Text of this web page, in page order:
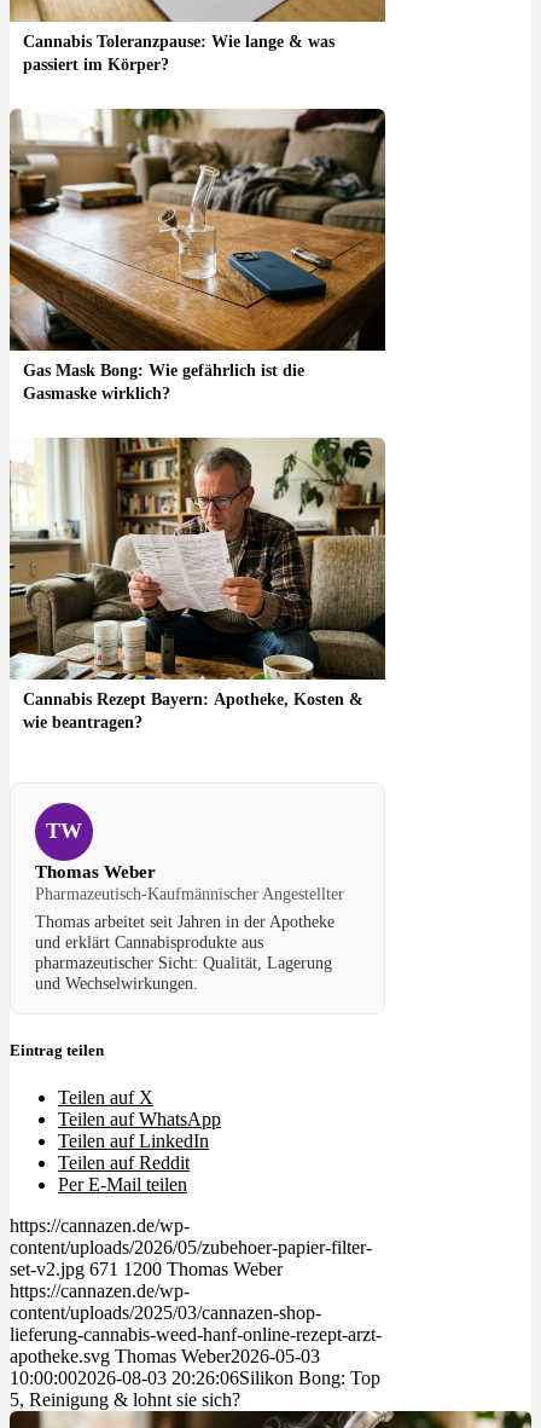
Cannabis Toleranzpause: Wie lange & was
passiert im Körper?
Gas Mask Bong: Wie gefährlich ist die
Gasmaske wirklich?
Cannabis Rezept Bayern: Apotheke, Kosten &
wie beantragen?
TW
Thomas Weber
Pharmazeutisch-Kaufmännischer Angestellter
Thomas arbeitet seit Jahren in der Apotheke
und erklärt Cannabisprodukte aus
pharmazeutischer Sicht: Qualität, Lagerung
und Wechselwirkungen.
Eintrag teilen
Teilen auf X
Teilen auf WhatsApp
Teilen auf LinkedIn
Teilen auf Reddit
Per E-Mail teilen
https://cannazen.de/wp-
content/uploads/2026/05/zubehoer-papier-filter-
set-v2.jpg 671 1200 Thomas Weber
https://cannazen.de/wp-
content/uploads/2025/03/cannazen-shop-
lieferung-cannabis-weed-hanf-online-rezept-arzt-
apotheke.svg Thomas Weber2026-05-03
10:00:002026-08-03 20:26:06Silikon Bong: Top
5, Reinigung & lohnt sie sich?